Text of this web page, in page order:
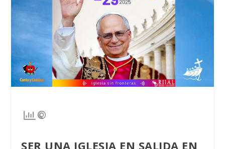
SER UNA IGLESIA EN SALIDA EN